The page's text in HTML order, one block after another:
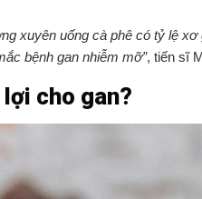
xuyên uống cà phê có tỷ lệ
bệnh gan nhiễm mỡ”, tiến sĩ
cho gan?